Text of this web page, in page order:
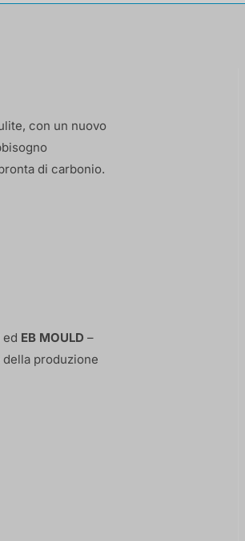
con un nuovo
di carbonio.
ed EB MOULD –
della produzione